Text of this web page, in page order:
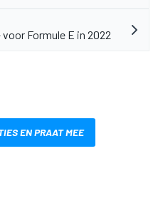
Formule E in 2022
EN PRAAT MEE